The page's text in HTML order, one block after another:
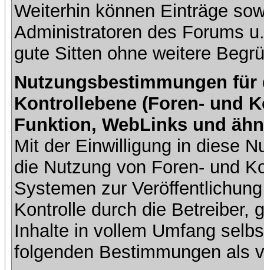
Weiterhin können Einträge
Administratoren des Forums
gute Sitten ohne weitere
Nutzungsbestimmungen
Kontrollebene (Foren- und
Funktion, WebLinks und
Mit der Einwilligung in diese
die Nutzung von Foren- und
Systemen zur
Kontrolle durch die Betreiber,
Inhalte in vollem Umfang
folgenden Bestimmungen als